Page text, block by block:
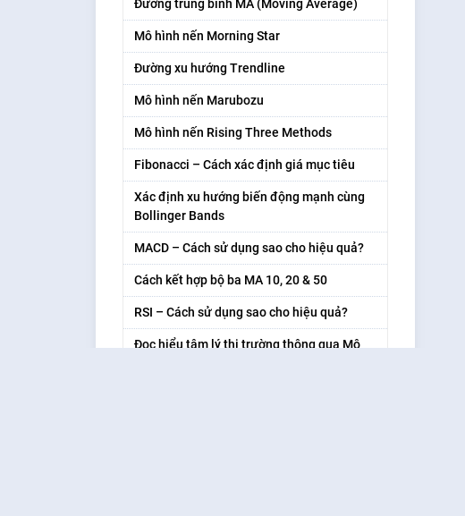
Đường trung bình MA (Moving Average)
Mô hình nến Morning Star
Đường xu hướng Trendline
Mô hình nến Marubozu
Mô hình nến Rising Three Methods
Fibonacci – Cách xác định giá mục tiêu
Xác định xu hướng biến động mạnh cùng
Bollinger Bands
MACD – Cách sử dụng sao cho hiệu quả?
Cách kết hợp bộ ba MA 10, 20 & 50
RSI – Cách sử dụng sao cho hiệu quả?
Đọc hiểu tâm lý thị trường thông qua Mô